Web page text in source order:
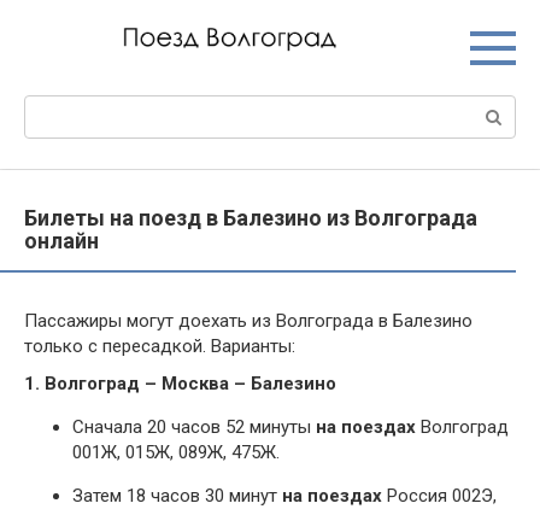
Билеты на поезд в Балезино из Волгограда
онлайн
Пассажиры могут доехать из Волгограда в Балезино
только с пересадкой. Варианты:
1. Волгоград – Москва – Балезино
Сначала 20 часов 52 минуты на поездах Волгоград
001Ж, 015Ж, 089Ж, 475Ж.
Затем 18 часов 30 минут на поездах Россия 002Э,